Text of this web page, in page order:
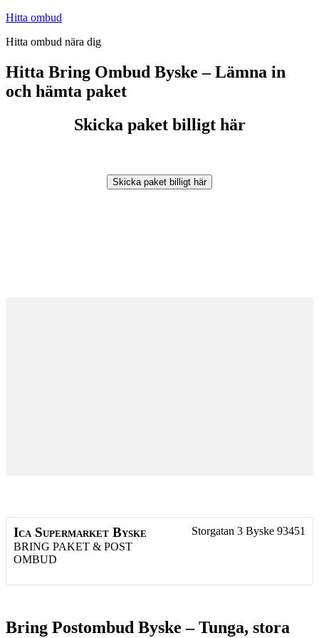
Hoppa
innehåll
Hitta ombud
Hitta ombud nära dig
Hitta Bring Ombud Byske – Lämna in
och hämta paket
Skicka paket billigt här
Skicka paket billigt här
Ica Supermarket Byske
BRING PAKET & POST
OMBUD
Storgatan 3 Byske 93451
Bring Postombud Byske – Tunga, stora